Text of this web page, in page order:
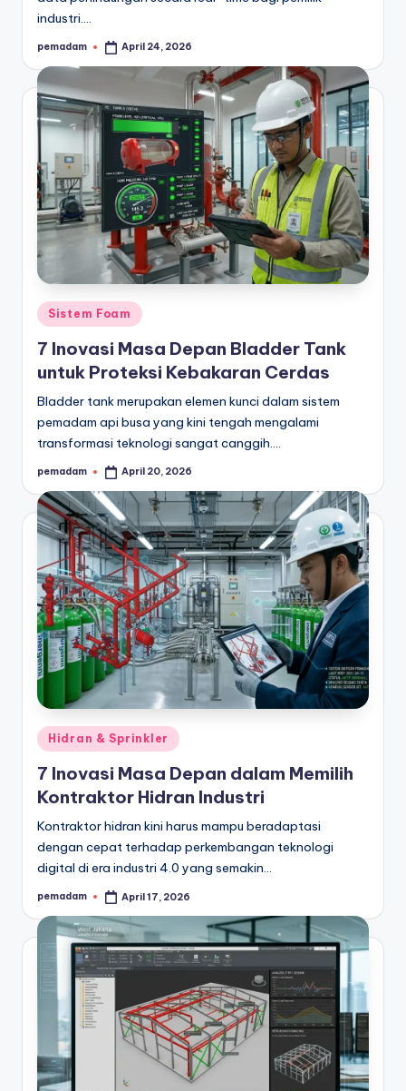
industri.…
Posted
pemadam April 24, 2026
Posted
in
Sistem Foam
7 Inovasi Masa Depan Bladder Tank
untuk Proteksi Kebakaran Cerdas
Bladder tank merupakan elemen kunci dalam sistem
pemadam api busa yang kini tengah mengalami
transformasi teknologi sangat canggih.…
Posted
pemadam April 20, 2026
Posted
in
Hidran & Sprinkler
7 Inovasi Masa Depan dalam Memilih
Kontraktor Hidran Industri
Kontraktor hidran kini harus mampu beradaptasi
dengan cepat terhadap perkembangan teknologi
digital di era industri 4.0 yang semakin…
Posted
pemadam April 17, 2026